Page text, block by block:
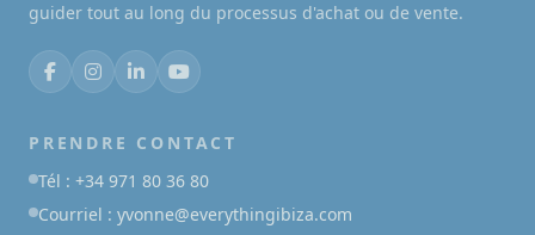
guider tout au long du processus d'achat ou de vente.
PRENDRE CONTACT
Tél : +34 971 80 36 80
Courriel : yvonne@everythingibiza.com